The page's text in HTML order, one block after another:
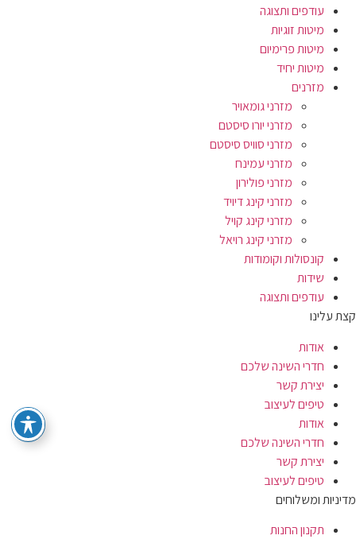
עודפים ותצוגה
מיטות זוגיות
מיטות פרימיום
מיטות יחיד
מזרנים
מזרני גומאויר
מזרני יורו סיסטם
מזרני סוויס סיסטם
מזרני עמינח
מזרני פולירון
מזרני קינג דיויד
מזרני קינג קויל
מזרני קינג רויאל
קונסולות וקומודות
שידות
עודפים ותצוגה
קצת עלינו
אודות
חדרי השינה שלכם
יצירת קשר
טיפים לעיצוב
אודות
חדרי השינה שלכם
יצירת קשר
טיפים לעיצוב
מדיניות ומשלוחים
תקנון החנות